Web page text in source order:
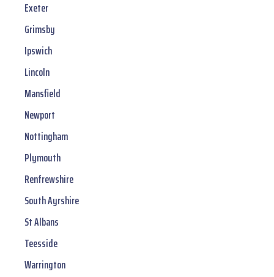
Exeter
Grimsby
Ipswich
Lincoln
Mansfield
Newport
Nottingham
Plymouth
Renfrewshire
South Ayrshire
St Albans
Teesside
Warrington